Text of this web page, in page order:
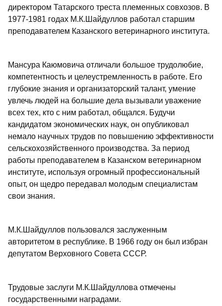
директором Татарского треста племенных совхозов. В
1977-1981 годах М.К.Шайдуллов работал старшим
преподавателем Казанского ветеринарного института.
Мансура Каюмовича отличали большое трудолюбие,
компетентность и целеустремленность в работе. Его
глубокие знания и организаторский талант, умение
увлечь людей на большие дела вызывали уважение
всех тех, кто с ним работал, общался. Будучи
кандидатом экономических наук, он опубликовал
немало научных трудов по повышению эффективности
сельскохозяйственного производства. За период
работы преподавателем в Казанском ветеринарном
институте, используя огромный профессиональный
опыт, он щедро передавал молодым специалистам
свои знания.
М.К.Шайдуллов пользовался заслуженным
авторитетом в республике. В 1966 году он был избран
депутатом Верховного Совета СССР.
Трудовые заслуги М.К.Шайдуллова отмечены
государственными наградами.